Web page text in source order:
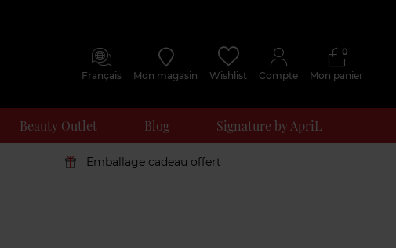
Français Mon magasin Wishlist Compte Mon panier
0
Beauty Outlet Blog Signature by ApriL
Emballage cadeau offert